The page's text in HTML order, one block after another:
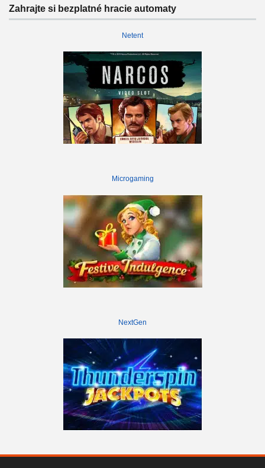
Zahrajte si bezplatné hracie automaty
Netent
Microgaming
NextGen